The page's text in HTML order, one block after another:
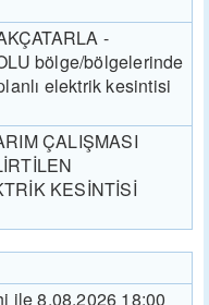
-
bölge/bölgelerinde
elektrik kesintisi
ÇALIŞMASI
KESİNTİSİ
ile 8.08.2026 18:00